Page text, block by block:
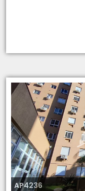
AP4236